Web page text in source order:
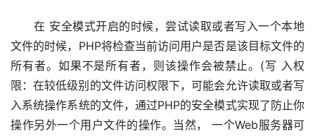
在 安全模式开启的时候，尝试读取或者写入一个本地
文件的时候，PHP将检查当前访问用户是否是该目标文件的
所有者。如果不是所有者，则该操作会被禁止。(写 入权
限：在较低级别的文件访问权限下，可能会允许读取或者写
入系统操作系统的文件，通过PHP的安全模式实现了防止你
操作另外一个用户文件的操作。当然， 一个Web服务器可